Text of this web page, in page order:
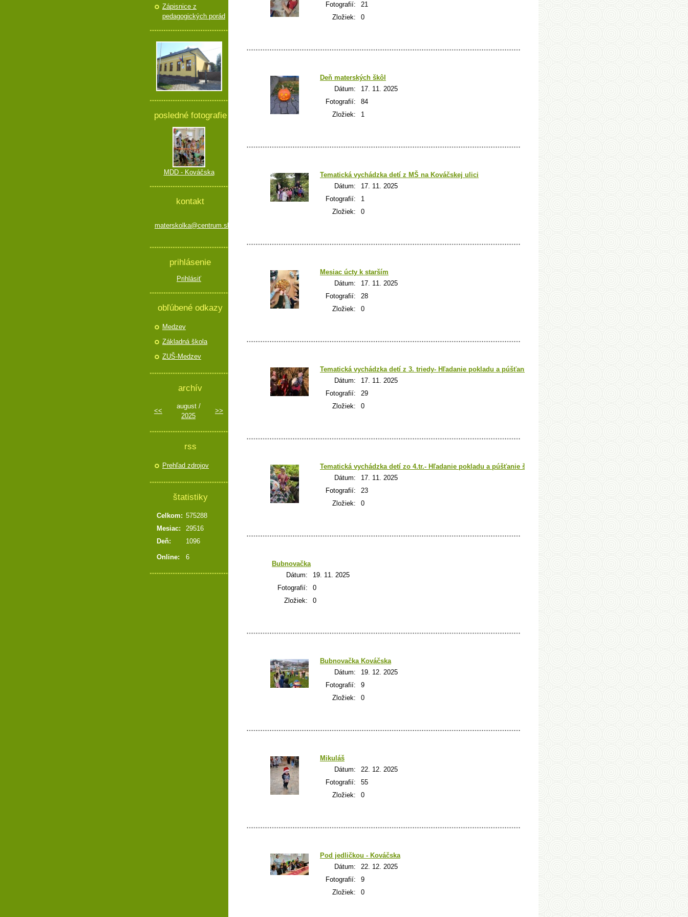
Fotografií:
21
Zložiek:
0
Deň materských škôl
Dátum:
17. 11. 2025
Fotografií:
84
Zložiek:
1
Tematická vychádzka detí z MŠ na Kováčskej ulici
Dátum:
17. 11. 2025
Fotografií:
1
Zložiek:
0
Mesiac úcty k starším
Dátum:
17. 11. 2025
Fotografií:
28
Zložiek:
0
Tematická vychádzka detí z 3. triedy- Hľadanie pokladu a púšťanie šarkana
Dátum:
17. 11. 2025
Fotografií:
29
Zložiek:
0
Tematická vychádzka detí zo 4.tr.- Hľadanie pokladu a púšťanie šarkana
Dátum:
17. 11. 2025
Fotografií:
23
Zložiek:
0
Bubnovačka
Dátum:
19. 11. 2025
Fotografií:
0
Zložiek:
0
Bubnovačka Kováčska
Dátum:
19. 12. 2025
Fotografií:
9
Zložiek:
0
Mikuláš
Dátum:
22. 12. 2025
Fotografií:
55
Zložiek:
0
Pod jedličkou - Kováčska
Dátum:
22. 12. 2025
Fotografií:
9
Zložiek:
0
Zápisnice z
pedagogických porád
posledné fotografie
MDD - Kováčska
kontakt
materskolka@centrum.sk
prihlásenie
Prihlásiť
obľúbené odkazy
Medzev
Základná škola
ZUŠ-Medzev
archív
<<
august /
2025
>>
rss
Prehľad zdrojov
štatistiky
Online: 6
Celkom: 575288
Mesiac:
29516
Deň:
1096